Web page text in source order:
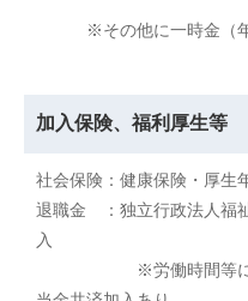
※その他に一時金（年
加入保険、福利厚生等
社会保険：健康保険・厚
退職金 ：独立行政法人福
入
※労働時間等により